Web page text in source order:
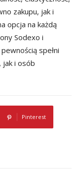
zakupu, jak i
opcja na każdą
Sodexo i
spełni
jak i osób
Pinterest